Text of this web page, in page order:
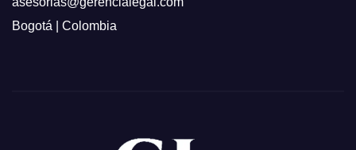
Bogotá | Colombia